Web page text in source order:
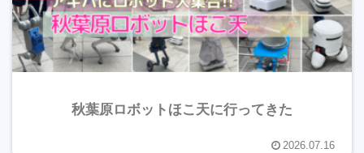
秋葉原ロボットほこ天に行ってきた
2026.07.16